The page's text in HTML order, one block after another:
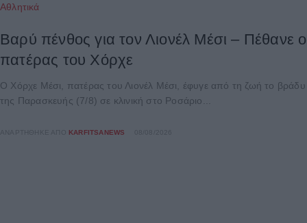
Αθλητικά
Βαρύ πένθος για τον Λιονέλ Μέσι – Πέθανε ο
πατέρας του Χόρχε
Ο Χόρχε Μέσι, πατέρας του Λιονέλ Μέσι, έφυγε από τη ζωή το βράδυ
της Παρασκευής (7/8) σε κλινική στο Ροσάριο...
ΑΝΑΡΤΉΘΗΚΕ ΑΠΌ KARFITSANEWS